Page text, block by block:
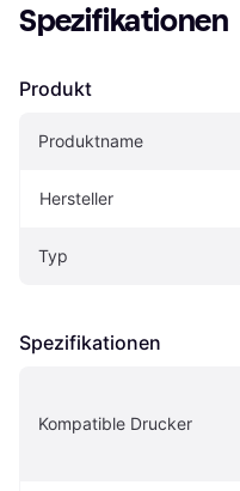
Spezifikationen
Produkt
Produktname
Hersteller
Typ
Spezifikationen
Kompatible Drucker